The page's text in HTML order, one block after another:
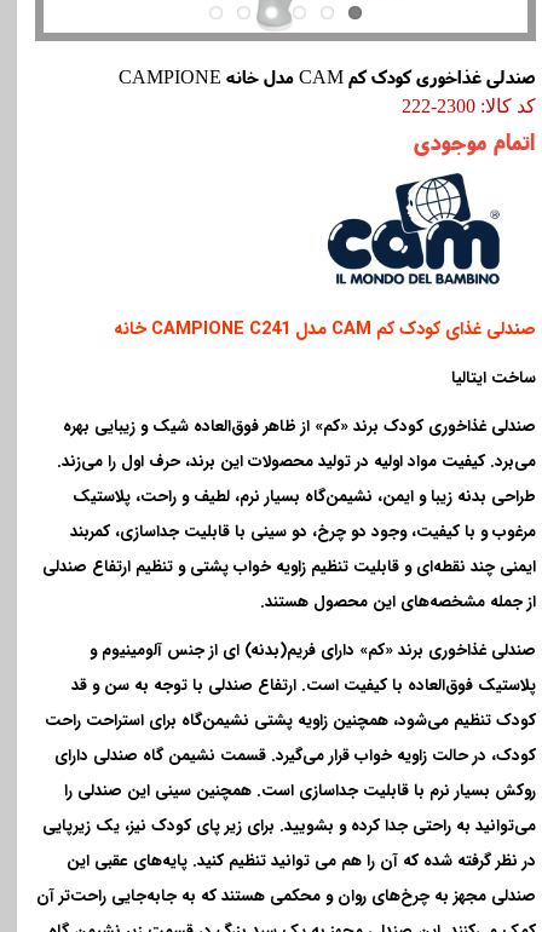
صندلی غذاخوری کودک کم CAM مدل خانه CAMPIONE
کد کالا: 2300-222
اتمام موجودی
صندلی غذای کودک کم مدل
ساخت ایتالیا
صندلی غذاخوری کودک برند «کم» از ظاهر فوق‌العاده شیک و زیبایی بهره
می‌برد. کیفیت مواد اولیه در تولید محصولات این برند، حرف اول را می‌زند.
طراحی بدنه زیبا و ایمن، نشیمن‌گاه بسیار نرم، لطیف و راحت، پلاستیک
مرغوب و با کیفیت، وجود دو چرخ، دو سینی با قابلیت جداسازی، کمربند
ایمنی چند نقطه‌ای و قابلیت تنظیم زاویه خواب پشتی و تنظیم ارتفاع صندلی
از جمله مشخصه‌های این محصول هستند.
صندلی غذاخوری برند «کم» دارای فریم(بدنه)‌ ای از جنس آلومینیوم و
پلاستیک فوق‌العاده با کیفیت است. ارتفاع صندلی با توجه به سن و قد
کودک تنظیم می‌شود، همچنین زاویه پشتی نشیمن‌گاه برای استراحت راحت
کودک، در حالت زاویه خواب قرار می‌گیرد. قسمت نشیمن‌ گاه صندلی دارای
روکش بسیار نرم با قابلیت جداسازی است. همچنین سینی این صندلی را
می‌توانید به راحتی جدا کرده و بشویید. برای زیر پای کودک نیز، یک زیرپایی
در نظر گرفته شده که آن را هم می توانید تنظیم کنید. پایه‌های عقبی این
صندلی مجهز به چرخ‌های روان و محکمی هستند که به جابه‌جایی راحت‌تر آن